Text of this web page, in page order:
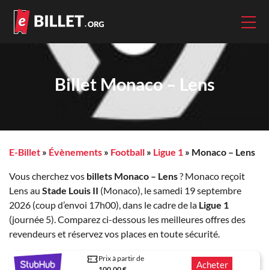
Billet Monaco – Lens
E-Billet » Évènements » Football » Ligue 1 » Monaco – Lens
Vous cherchez vos billets Monaco – Lens? Monaco reçoit
Lens au Stade Louis II (Monaco), le samedi 19 septembre
2026 (coup d’envoi 17h00), dans le cadre de la Ligue 1
(journée 5). Comparez ci-dessous les meilleures offres des
revendeurs et réservez vos places en toute sécurité.
Prix à partir de
Acheter